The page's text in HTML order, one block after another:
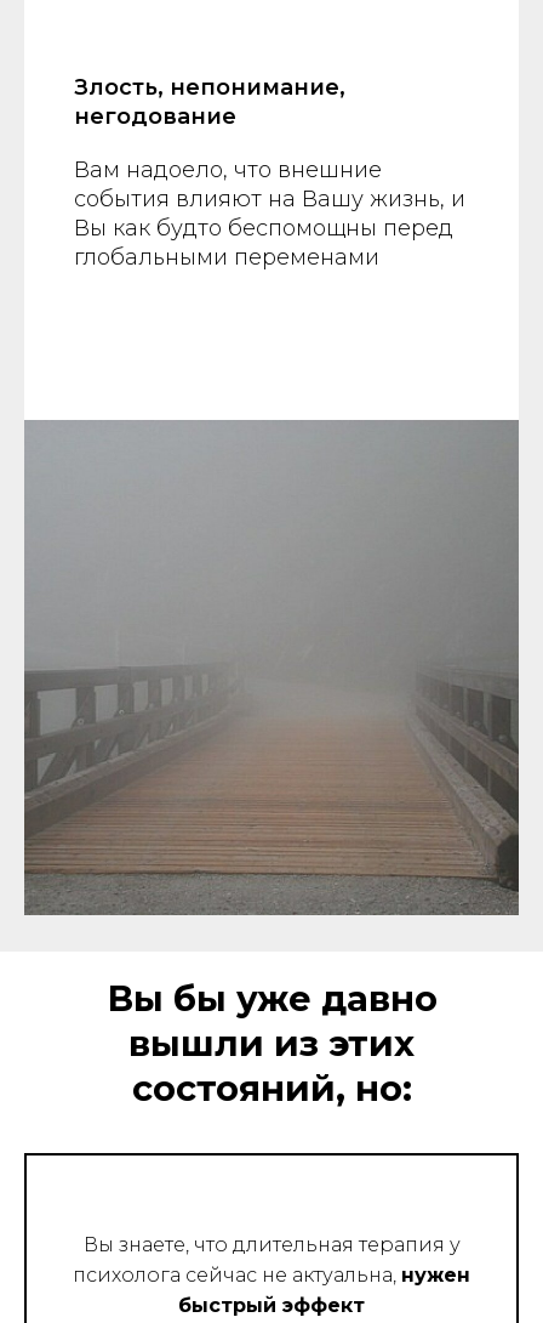
Злость, непонимание,
негодование
Вам надоело, что внешние
события влияют на Вашу жизнь, и
Вы как будто беспомощны перед
глобальными переменами
Вы бы уже давно
вышли из этих
состояний, но:
Вы знаете, что длительная терапия у
психолога сейчас не актуальна, нужен
быстрый эффект